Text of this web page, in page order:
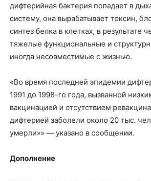
дифтерийная бактерия попадает в
систему, она вырабатывает токсин,
синтез белка в клетках, в результате
тяжелые функциональные и
иногда несовместимые с жизнью.
«Во время последней эпидемии
1991 до 1998-го года, вызванной
вакцинацией и отсутствием
дифтерией заболели около 20 тыс.
умерли»» — указано в сообщении.
Дополнение